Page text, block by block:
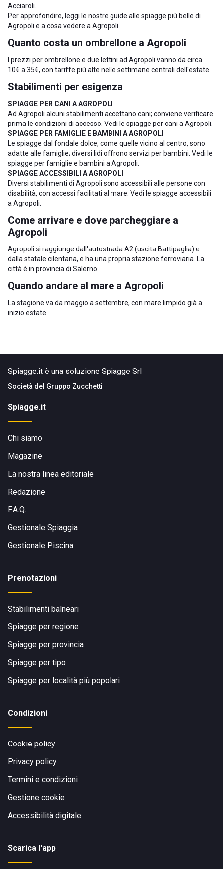
Acciaroli
Per approfondire, leggi le nostre guide alle spiagge più belle di
Agropoli e a cosa vedere a Agropoli
Quanto costa un ombrellone a Agropoli
I prezzi per ombrellone e due lettini ad Agropoli vanno da circa
10€ a 35€, con tariffe più alte nelle settimane centrali dell'estate.
Stabilimenti per esigenza
SPIAGGE PER CANI A AGROPOLI
Ad Agropoli alcuni stabilimenti accettano cani; conviene verificare
prima le condizioni di accesso. Vedi le spiagge per cani a Agropoli
SPIAGGE PER FAMIGLIE E BAMBINI A AGROPOLI
Le spiagge dal fondale dolce, come quelle vicino al centro, sono
adatte alle famiglie; diversi lidi offrono servizi per bambini. Vedi le
spiagge per famiglie e bambini a Agropoli
SPIAGGE ACCESSIBILI A AGROPOLI
Diversi stabilimenti di Agropoli sono accessibili alle persone con
disabilità, con accessi facilitati al mare. Vedi le spiagge accessibili
a Agropoli
Come arrivare e dove parcheggiare a
Agropoli
Agropoli si raggiunge dall'autostrada A2 (uscita Battipaglia) e
dalla statale cilentana, e ha una propria stazione ferroviaria. La
città è in provincia di Salerno
Quando andare al mare a Agropoli
La stagione va da maggio a settembre, con mare limpido già a
inizio estate.
Spiagge.it è una soluzione Spiagge Srl
Società del Gruppo Zucchetti
Spiagge.it
Chi siamo
Magazine
La nostra linea editoriale
Redazione
F.A.Q.
Gestionale Spiaggia
Gestionale Piscina
Prenotazioni
Stabilimenti balneari
Spiagge per regione
Spiagge per provincia
Spiagge per tipo
Spiagge per località più popolari
Condizioni
Cookie policy
Privacy policy
Termini e condizioni
Gestione cookie
Accessibilità digitale
Scarica l'app